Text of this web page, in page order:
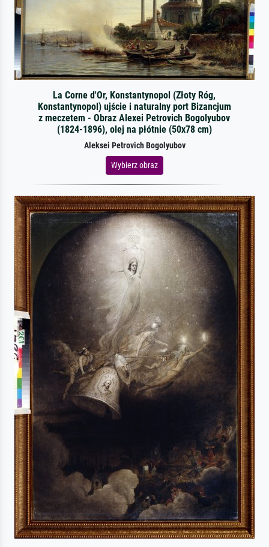
La Corne d'Or, Konstantynopol (Złoty Róg,
Konstantynopol) ujście i naturalny port Bizancjum
z meczetem - Obraz Alexei Petrovich Bogolyubov
(1824-1896), olej na płótnie (50x78 cm)
Aleksei Petrovich Bogolyubov
Wybierz obraz